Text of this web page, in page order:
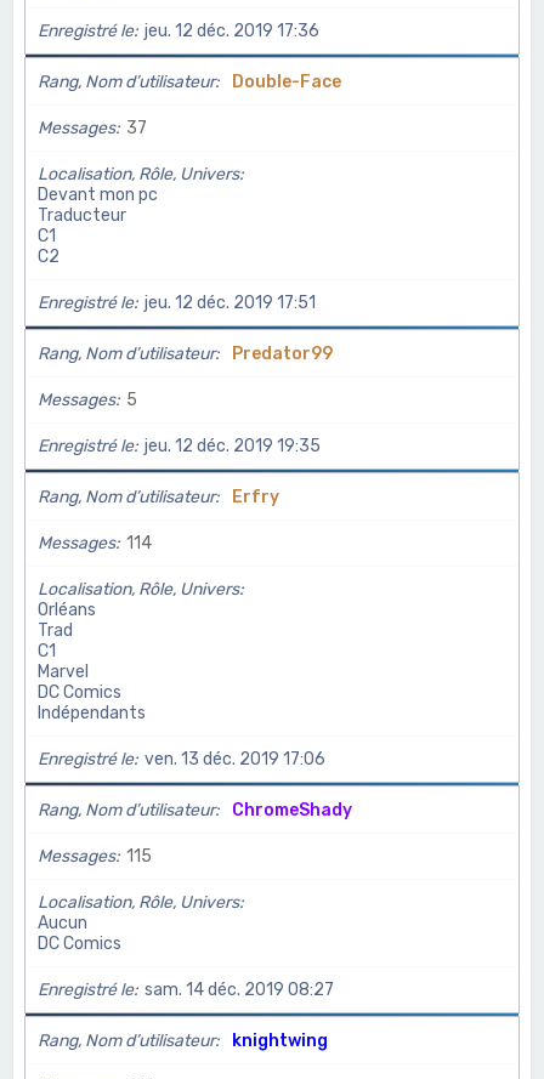
Enregistré le jeu. 12 déc. 2019 17:36
Rang, Nom d’utilisateur Double-Face
Messages 37
Localisation, Rôle, Univers
Devant mon pc
Traducteur
C1
C2
Enregistré le jeu. 12 déc. 2019 17:51
Rang, Nom d’utilisateur Predator99
Messages 5
Enregistré le jeu. 12 déc. 2019 19:35
Rang, Nom d’utilisateur Erfry
Messages 114
Localisation, Rôle, Univers
Orléans
Trad
C1
Marvel
DC Comics
Indépendants
Enregistré le ven. 13 déc. 2019 17:06
Rang, Nom d’utilisateur ChromeShady
Messages 115
Localisation, Rôle, Univers
Aucun
DC Comics
Enregistré le sam. 14 déc. 2019 08:27
Rang, Nom d’utilisateur knightwing